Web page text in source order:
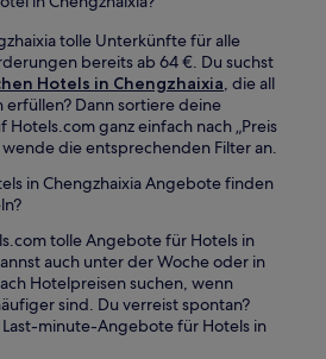
tolle Unterkünfte für alle
bereits ab 64 €. Du suchst
Hotels in Chengzhaixia, die all
Dann sortiere deine
Hotels.com ganz einfach nach „Preis
die entsprechenden Filter an.
in Chengzhaixia Angebote finden
tolle Angebote für Hotels in
auch unter der Woche oder in
Hotelpreisen suchen, wenn
sind. Du verreist spontan?
minute-Angebote für Hotels in